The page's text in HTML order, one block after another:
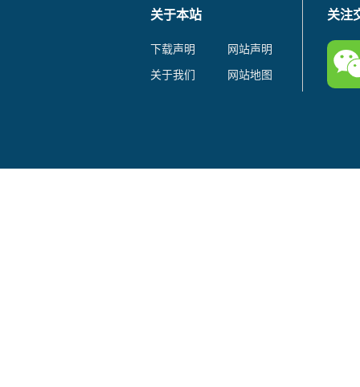
关于本站
下载声明
网站声明
关于我们
网站地图
关注